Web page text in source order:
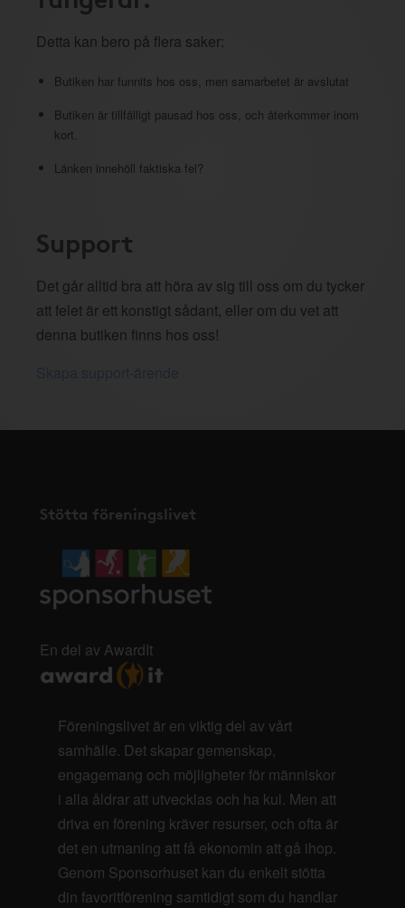
Detta kan bero på flera saker:
Butiken har funnits hos oss, men samarbetet är avslutat
Butiken är tillfälligt pausad hos oss, och återkommer inom
kort.
Länken innehöll faktiska fel?
Support
Det går alltid bra att höra av sig till oss om du tycker
att felet är ett konstigt sådant, eller om du vet att
denna butiken finns hos oss!
Stötta föreningslivet
En del av AwardIt
Föreningslivet är en viktig del av vårt
samhälle. Det skapar gemenskap,
engagemang och möjligheter för människor
i alla åldrar att utvecklas och ha kul. Men att
driva en förening kräver resurser, och ofta är
det en utmaning att få ekonomin att gå ihop.
Genom Sponsorhuset kan du enkelt stötta
din favoritförening samtidigt som du handlar